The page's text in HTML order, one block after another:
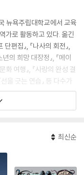
뉴욕주립대학교에서 교육
가로 활동하고 있다. 옮긴
편집』, 『나사의 회전』,
의 희망 대장정』, 『메이
화 여행』, 『사랑의 완성 결
선을 긋는 연습』 등 다수가
최신순